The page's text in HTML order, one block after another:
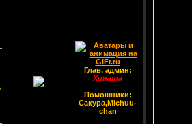
Глав. админ:
Хината
Помошники:
Сакура,Michuu-
chan